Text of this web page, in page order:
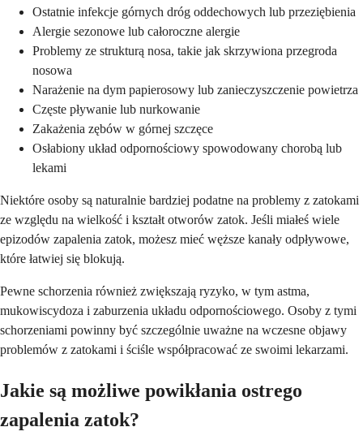
Ostatnie infekcje górnych dróg oddechowych lub przeziębienia
Alergie sezonowe lub całoroczne alergie
Problemy ze strukturą nosa, takie jak skrzywiona przegroda
nosowa
Narażenie na dym papierosowy lub zanieczyszczenie powietrza
Częste pływanie lub nurkowanie
Zakażenia zębów w górnej szczęce
Osłabiony układ odpornościowy spowodowany chorobą lub
lekami
Niektóre osoby są naturalnie bardziej podatne na problemy z zatokami
ze względu na wielkość i kształt otworów zatok. Jeśli miałeś wiele
epizodów zapalenia zatok, możesz mieć węższe kanały odpływowe,
które łatwiej się blokują.
Pewne schorzenia również zwiększają ryzyko, w tym astma,
mukowiscydoza i zaburzenia układu odpornościowego. Osoby z tymi
schorzeniami powinny być szczególnie uważne na wczesne objawy
problemów z zatokami i ściśle współpracować ze swoimi lekarzami.
Jakie są możliwe powikłania ostrego
zapalenia zatok?